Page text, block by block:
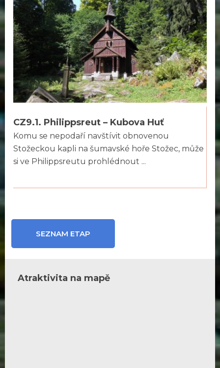
CZ9.1. Philippsreut – Kubova Huť
Komu se nepodaří navštívit obnovenou
Stožeckou kapli na šumavské hoře Stožec, může
si ve Philippsreutu prohlédnout ...
SEZNAM ETAP
Atraktivita na mapě